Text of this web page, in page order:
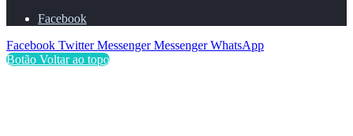
Facebook
Facebook Twitter Messenger Messenger WhatsApp
Botão Voltar ao topo